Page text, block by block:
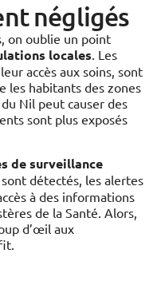
négligés
on oublie un point
locales. Les
accès aux soins, sont
les habitants des zones
Nil peut causer des
sont plus exposés
de surveillance
sont détectés, les alertes
à des informations
de la Santé. Alors,
d’œil aux